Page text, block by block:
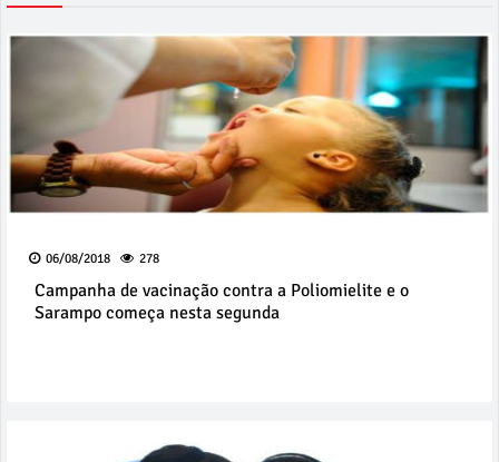
06/08/2018 278
Campanha de vacinação contra a Poliomielite e o
Sarampo começa nesta segunda